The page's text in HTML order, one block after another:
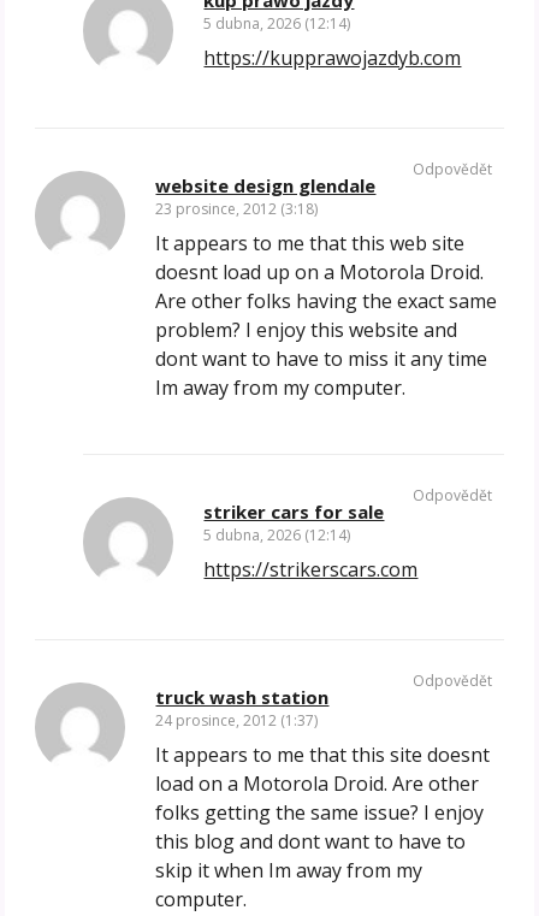
5 dubna, 2026 (12:14)
https://kupprawojazdyb.com
website design glendale
23 prosince, 2012 (3:18)
It appears to me that this web site
doesnt load up on a Motorola Droid.
Are other folks having the exact same
problem? I enjoy this website and
dont want to have to miss it any time
Im away from my computer.
Odpovědět
striker cars for sale
5 dubna, 2026 (12:14)
https://strikerscars.com
Odpovědět
truck wash station
24 prosince, 2012 (1:37)
It appears to me that this site doesnt
load on a Motorola Droid. Are other
folks getting the same issue? I enjoy
this blog and dont want to have to
skip it when Im away from my
computer.
Odpovědět